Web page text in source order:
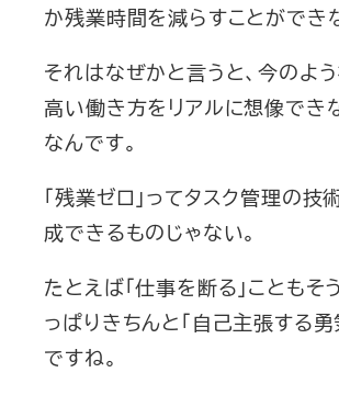
か残業時間を減らすことができ
それはなぜかと言うと、今のよ
高い働き方をリアルに想像でき
なんです。
「残業ゼロ」ってタスク管理の技
成できるものじゃない。
たとえば「仕事を断る」こともそ
っぱりきちんと「自己主張する勇
ですね。